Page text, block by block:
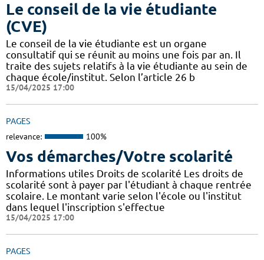
Le conseil de la vie étudiante
(CVE)
Le conseil de la vie étudiante est un organe
consultatif qui se réunit au moins une fois par an. Il
traite des sujets relatifs à la vie étudiante au sein de
chaque école/institut. Selon l’article 26 b
15/04/2025 17:00
PAGES
relevance: 100%
Vos démarches/Votre scolarité
Informations utiles Droits de scolarité Les droits de
scolarité sont à payer par l'étudiant à chaque rentrée
scolaire. Le montant varie selon l'école ou l'institut
dans lequel l'inscription s'effectue
15/04/2025 17:00
PAGES